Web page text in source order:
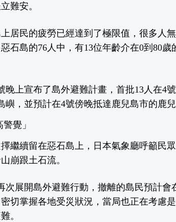
難安。
居民的疲勞已經達到了極限值，很多人
石島的76人中，有13位年齡介在0到80歲
上宣布了島外避難計畫，首批13人在4
，並預計在4號傍晚抵達鹿兒島市的鹿兒
覺」
繼續留在惡石島上，日本氣象廳呼籲民眾
崩跟土石流。
次展開島外避難行動，撤離的島民預計會
切掌握各地受災狀況，當局也正在考慮
。